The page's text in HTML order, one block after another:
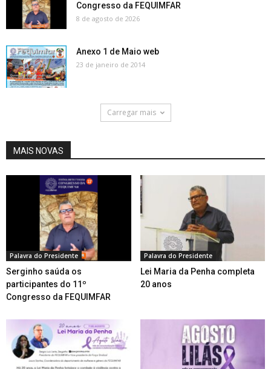
Congresso da FEQUIMFAR
8 de agosto de 2026
Anexo 1 de Maio web
23 de janeiro de 2014
Carregar mais
MAIS NOVAS
Palavra do Presidente
Serginho saúda os
participantes do 11º
Congresso da FEQUIMFAR
Palavra do Presidente
Lei Maria da Penha completa
20 anos